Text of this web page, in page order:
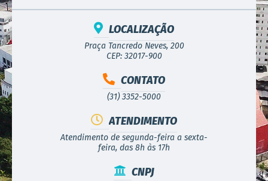
LOCALIZAÇÃO
Praça Tancredo Neves, 200
CEP: 32017-900
CONTATO
(31) 3352-5000
ATENDIMENTO
Atendimento de segunda-feira a sexta-
feira, das 8h às 17h
CNPJ